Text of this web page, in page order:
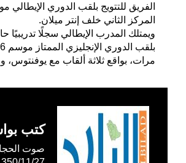
المركز الثاني خلف إنتر ميلان.
ويمتلك المدرب الإيطالي سجلًا تدريبيًا
مرات، بواقع ثلاثة ألقاب مع يوفنتوس،
كتب
صوت